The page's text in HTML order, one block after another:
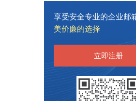
享受安全专业的企业邮
美价廉的选择
立即注册